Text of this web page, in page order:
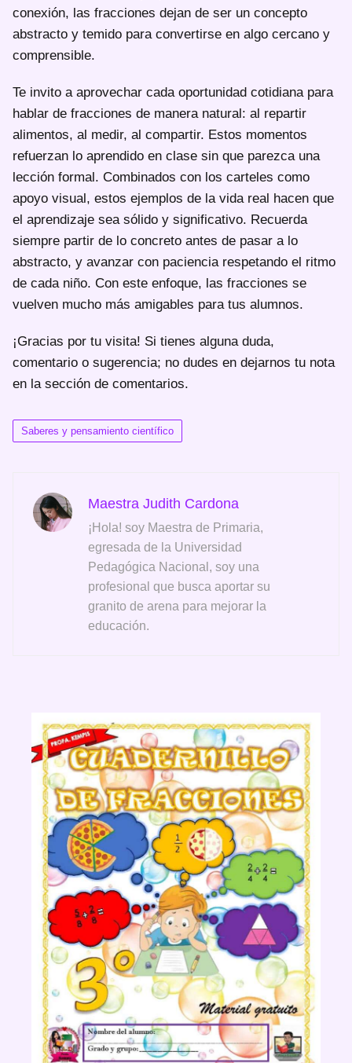
conexión, las fracciones dejan de ser un concepto
abstracto y temido para convertirse en algo cercano y
comprensible.
Te invito a aprovechar cada oportunidad cotidiana para
hablar de fracciones de manera natural: al repartir
alimentos, al medir, al compartir. Estos momentos
refuerzan lo aprendido en clase sin que parezca una
lección formal. Combinados con los carteles como
apoyo visual, estos ejemplos de la vida real hacen que
el aprendizaje sea sólido y significativo. Recuerda
siempre partir de lo concreto antes de pasar a lo
abstracto, y avanzar con paciencia respetando el ritmo
de cada niño. Con este enfoque, las fracciones se
vuelven mucho más amigables para tus alumnos.
¡Gracias por tu visita! Si tienes alguna duda,
comentario o sugerencia; no dudes en dejarnos tu nota
en la sección de comentarios.
Saberes y pensamiento científico
Maestra Judith Cardona
¡Hola! soy Maestra de Primaria,
egresada de la Universidad
Pedagógica Nacional, soy una
profesional que busca aportar su
granito de arena para mejorar la
educación.